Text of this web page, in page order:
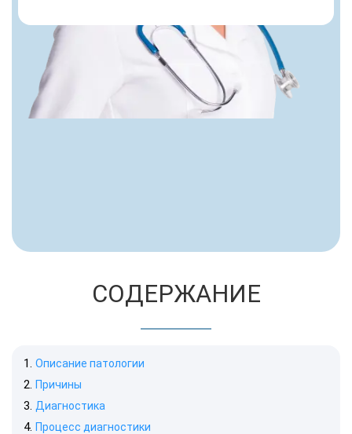
Пациент делится впечатлениями после
курса реабилитации и отмечает
комфортные условия лечения
СОДЕРЖАНИЕ
Описание патологии
Причины
Диагностика
Процесс диагностики